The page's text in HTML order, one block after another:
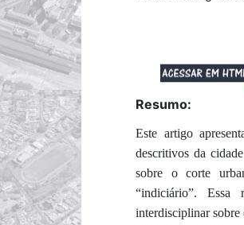
Resumo:
Este artigo
descritivos da
sobre o corte
“indiciário”.
interdisciplinar sobre